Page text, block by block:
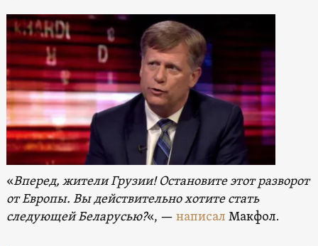
«Вперед, жители Грузии! Остановите этот разворот
от Европы. Вы действительно хотите стать
следующей Беларусью?«, — написал Макфол.